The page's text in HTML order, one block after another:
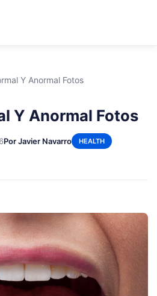
Y Anormal Fotos
Y Anormal Fotos
Por Javier Navarro HEALTH